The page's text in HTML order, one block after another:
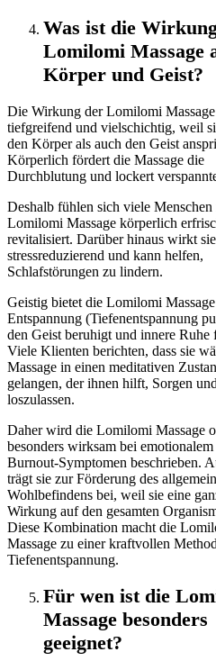
Was ist die
Lomilomi Massage
Körper und Geist?
Die Wirkung der Lomilomi
tiefgreifend und vielschichtig, weil
den Körper als auch den Geist
Körperlich fördert die Massage die
Durchblutung und lockert
Deshalb fühlen sich viele Menschen
Lomilomi Massage körperlich
revitalisiert. Darüber hinaus wirkt sie
stressreduzierend und kann helfen,
Schlafstörungen zu lindern.
Geistig bietet die Lomilomi
Entspannung (Tiefenentspannung
den Geist beruhigt und innere Ruhe
Viele Klienten berichten, dass sie
Massage in einen meditativen
gelangen, der ihnen hilft, Sorgen
loszulassen.
Daher wird die Lomilomi Massage
besonders wirksam bei emotionalem
Burnout-Symptomen beschrieben.
trägt sie zur Förderung des
Wohlbefindens bei, weil sie eine
Wirkung auf den gesamten
Diese Kombination macht die
Massage zu einer kraftvollen
Tiefenentspannung.
Für wen ist die
Massage besonders
geeignet?